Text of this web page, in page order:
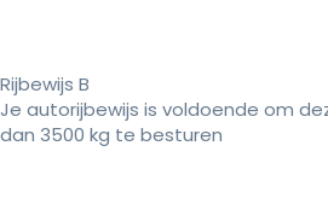
Rijbewijs B
Je autorijbewijs is voldoende om
dan 3500 kg te besturen